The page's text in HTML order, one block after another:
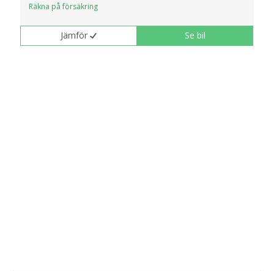
Räkna på försäkring
Jämför Se bil